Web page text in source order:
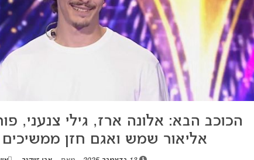
הכוכב הבא: אלונה ארז, גילי צנעני,
אליאור שמש ואגם חזן